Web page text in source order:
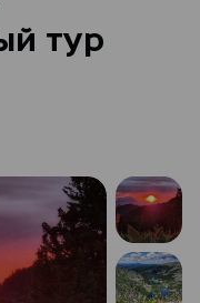
тур